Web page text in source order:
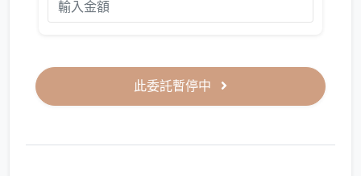
此委託暫停中